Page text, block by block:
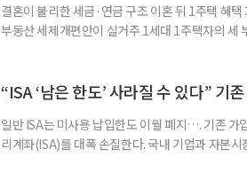
결혼이 불리한 세금·연금 구조 이혼 뒤 1주택 혜
부동산 세제개편안이 실거주 1세대 1주택자의 세
부가 각자 집 한 채씩을 보유하면 한 세대가 두 채
“ISA ‘남은 한도’ 사라질 수 있다” 기
일반 ISA는 미사용 납입한도 이월 폐지…. 기존
리계좌(ISA)를 대폭 손질한다. 국내 기업과 자본